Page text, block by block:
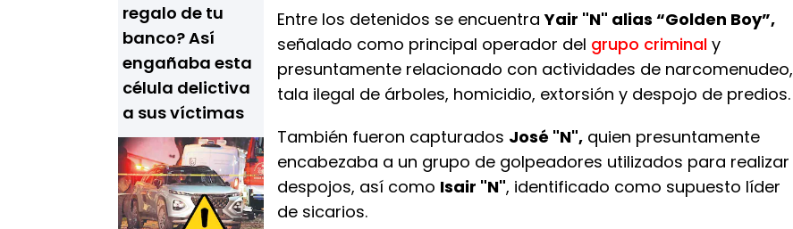
regalo de tu
banco? Así
engañaba esta
célula delictiva
a sus víctimas
Entre los detenidos se encuentraYair "N" alias “Golden Boy”,
señalado como principal operador del grupo criminal y
presuntamente relacionado con actividades de narcomenudeo,
tala ilegal de árboles, homicidio, extorsión y despojo de predios.
También fueron capturados José "N", quien presuntamente
encabezaba a un grupo de golpeadores utilizados para realizar
despojos, así como Isair "N", identificado como supuesto líder
de sicarios.